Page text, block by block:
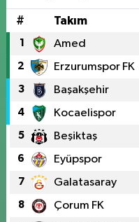
# Takım
1 Amed
2 Erzurumspor FK
3 Başakşehir
4 Kocaelispor
5 Beşiktaş
6 Eyüpspor
7 Galatasaray
8 Çorum FK